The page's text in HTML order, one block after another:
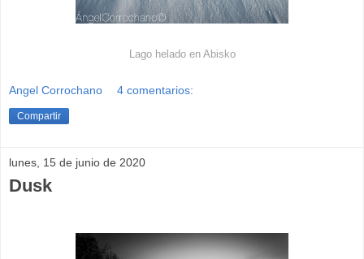
Lago helado en Abisko
Angel Corrochano 4 comentarios:
Compartir
lunes, 15 de junio de 2020
Dusk